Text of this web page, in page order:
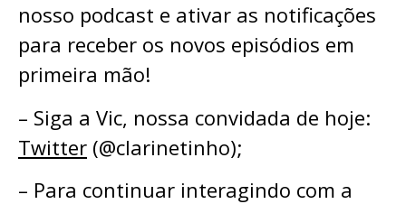
nosso podcast e ativar as notificações
para receber os novos episódios em
primeira mão!
– Siga a Vic, nossa convidada de hoje:
⁠Twitter⁠ (@clarinetinho);
– Para continuar interagindo com a